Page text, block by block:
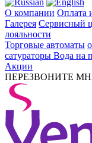
О компании Оплата
Галерея Сервисный
лояльности
Торговые автоматы
сатураторы Вода на
Акции
ПЕРЕЗВОНИТЕ